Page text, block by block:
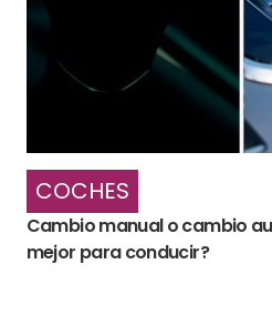
COCHES
Cambio manual o cambio
mejor para conducir?